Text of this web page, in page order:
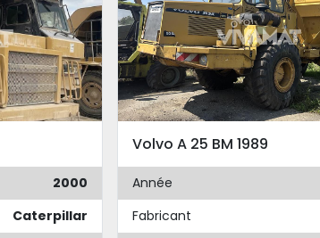
2000
Caterpillar
Volvo A 25 BM 1989
Année
Fabricant